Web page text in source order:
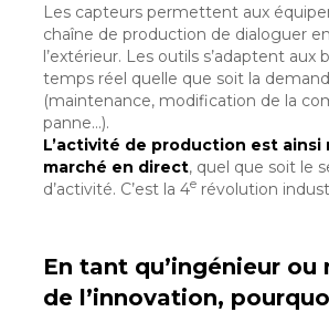
Les capteurs permettent aux
chaîne de production de dialoguer
l’extérieur. Les outils s’adaptent aux
temps réel quelle que soit la
(maintenance, modification de la
panne…).
L’activité de production est ainsi
marché en direct, quel que soit le
d’activité. C’est la 4e révolution
En tant qu’ingénieur ou
de l’innovation,